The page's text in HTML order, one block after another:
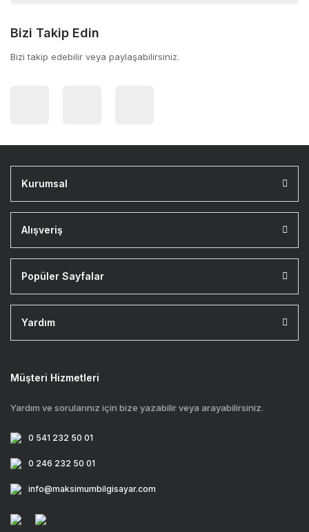
Bizi Takip Edin
Bizi takip edebilir veya paylaşabilirsiniz.
Kurumsal
Alışveriş
Popüler Sayfalar
Yardım
Müşteri Hizmetleri
Yardım ve sorularınız için bize yazabilir veya arayabilirsiniz.
0 541 232 50 01
0 246 232 50 01
info@maksimumbilgisayar.com